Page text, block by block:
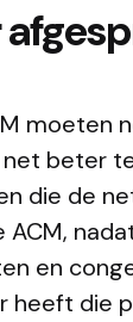
moeten
beter
die de
ACM,
en
heeft die